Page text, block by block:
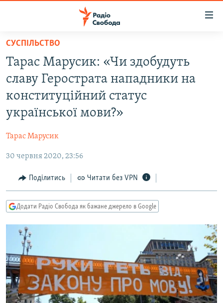
Перейти
основного
матеріалу
Перейти
до
основної
Перейти
до
ВСЕ ЗА ДОБУ
СТАТТІ
ПОЛІТИКА
СУСПІЛЬСТВО
КУЛЬТУРА
СПОРТ
СВІТ
ДОНБАС.РЕАЛІЇ
КРИМ.РЕАЛІЇ
ТИ ЯК?
КИТАЙ.ВИКЛИКИ
МУЛЬТИМЕДІА
ФОТО
СПЕЦПРОЄКТИ
ПОДКАСТИ
СУСПІЛЬСТВО
Тарас Марусик: «Чи здобудуть
славу Герострата нападники на
конституційний статус
української мови?»
Тарас Марусик
30 червня 2020, 23:56
Поділитись Читати без VPN
Додати Радіо Свобода як бажане джерело в Google